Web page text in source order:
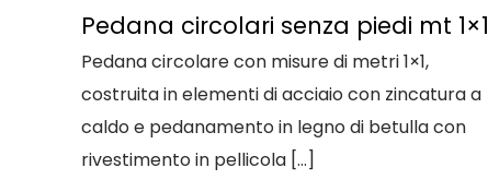
Pedana circolari senza piedi mt 1×1
Pedana circolare con misure di metri 1×1,
costruita in elementi di acciaio con zincatura a
caldo e pedanamento in legno di betulla con
rivestimento in pellicola […]